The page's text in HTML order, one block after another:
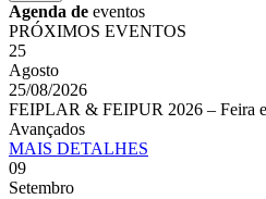
Agenda de eventos
PRÓXIMOS EVENTOS
25
Agosto
25/08/2026
FEIPLAR & FEIPUR 2026 – Feira
Avançados
MAIS DETALHES
09
Setembro